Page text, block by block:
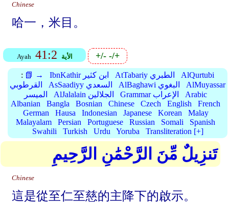
Chinese
哈一，米目。
Ayah 41:2 الأية +/--/+
: 📗 → IbnKathir ابن كثير AtTabariy الطبري
AlQurtubi
القرطوبي
AsSaadiyy السعدي AlBaghawi البغوي
AlMuyassar
الميسر
AlJalalain الجلالين Grammar الإعراب
Arabic
Albanian
Bangla Bosnian Chinese Czech English
French
German
Hausa Indonesian Japanese Korean
Malay
Malayalam
Persian Portuguese Russian Somali
Spanish
Swahili
Turkish Urdu Yoruba Transliteration [+]
تَنزِيلٌ مِّنَ الرَّحْمَٰنِ الرَّحِيمِ
Chinese
這是從至仁至慈的主降下的啟示。